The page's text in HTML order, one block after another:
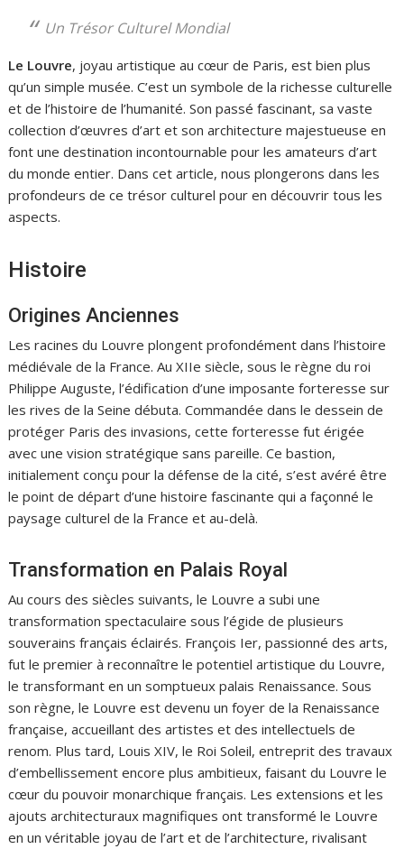
Un Trésor Culturel Mondial
Le Louvre, joyau artistique au cœur de Paris, est bien plus
qu’un simple musée. C’est un symbole de la richesse culturelle
et de l’histoire de l’humanité. Son passé fascinant, sa vaste
collection d’œuvres d’art et son architecture majestueuse en
font une destination incontournable pour les amateurs d’art
du monde entier. Dans cet article, nous plongerons dans les
profondeurs de ce trésor culturel pour en découvrir tous les
aspects.
Histoire
Origines Anciennes
Les racines du Louvre plongent profondément dans l’histoire
médiévale de la France. Au XIIe siècle, sous le règne du roi
Philippe Auguste, l’édification d’une imposante forteresse sur
les rives de la Seine débuta. Commandée dans le dessein de
protéger Paris des invasions, cette forteresse fut érigée
avec une vision stratégique sans pareille. Ce bastion,
initialement conçu pour la défense de la cité, s’est avéré être
le point de départ d’une histoire fascinante qui a façonné le
paysage culturel de la France et au-delà.
Transformation en Palais Royal
Au cours des siècles suivants, le Louvre a subi une
transformation spectaculaire sous l’égide de plusieurs
souverains français éclairés. François Ier, passionné des arts,
fut le premier à reconnaître le potentiel artistique du Louvre,
le transformant en un somptueux palais Renaissance. Sous
son règne, le Louvre est devenu un foyer de la Renaissance
française, accueillant des artistes et des intellectuels de
renom. Plus tard, Louis XIV, le Roi Soleil, entreprit des travaux
d’embellissement encore plus ambitieux, faisant du Louvre le
cœur du pouvoir monarchique français. Les extensions et les
ajouts architecturaux magnifiques ont transformé le Louvre
en un véritable joyau de l’art et de l’architecture, rivalisant